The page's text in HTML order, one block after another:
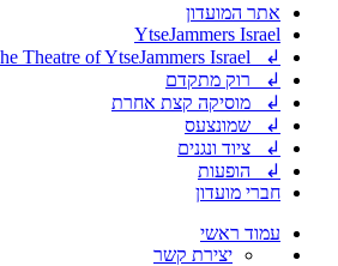
אתר המועדון
YtseJammers Israel
↲ The Theatre of YtseJammers Israel
↲ רוק מתקדם
↲ מוסיקה קצת אחרת
↲ שמונצעס
↲ ציוד ונגנים
↲ הופעות
חברי מועדון
עמוד ראשי
יצירת קשר